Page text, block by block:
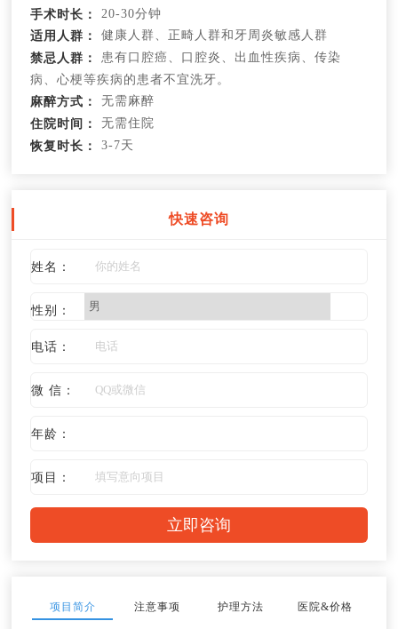
手术时长：
20-30分钟
适用人群：
健康人群、正畸人群和牙周炎敏感人群
禁忌人群：
患有口腔癌、口腔炎、出血性疾病、传染
病、心梗等疾病的患者不宜洗牙。
麻醉方式：
无需麻醉
住院时间：
无需住院
恢复时长：
3-7天
快速咨询
姓名：
性别：
电话：
微 信：
年龄：
项目：
项目简介 注意事项 护理方法 医院&价格